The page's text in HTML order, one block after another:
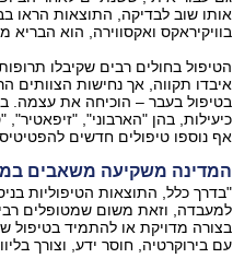
אותו שוב לבדיקה, התוצאות הראו
בוויקיראקס ואקסווירה, הוא הבריא
הטיפול בחולים רבים שקיבלו
איבדו תקווה, אך נחישות הצוותים
אף נוספו טיפולים חדשים להפטיטיס C.
המדינה משקיעה משאבים
"בדרך כלל, התוצאות הטיפוליות
למעבדה, וזאת משום שמטופלים
בצורה מדויקת או להתמיד בטיפול
עם בירוקרטיה, חוסר ידע, וצורך